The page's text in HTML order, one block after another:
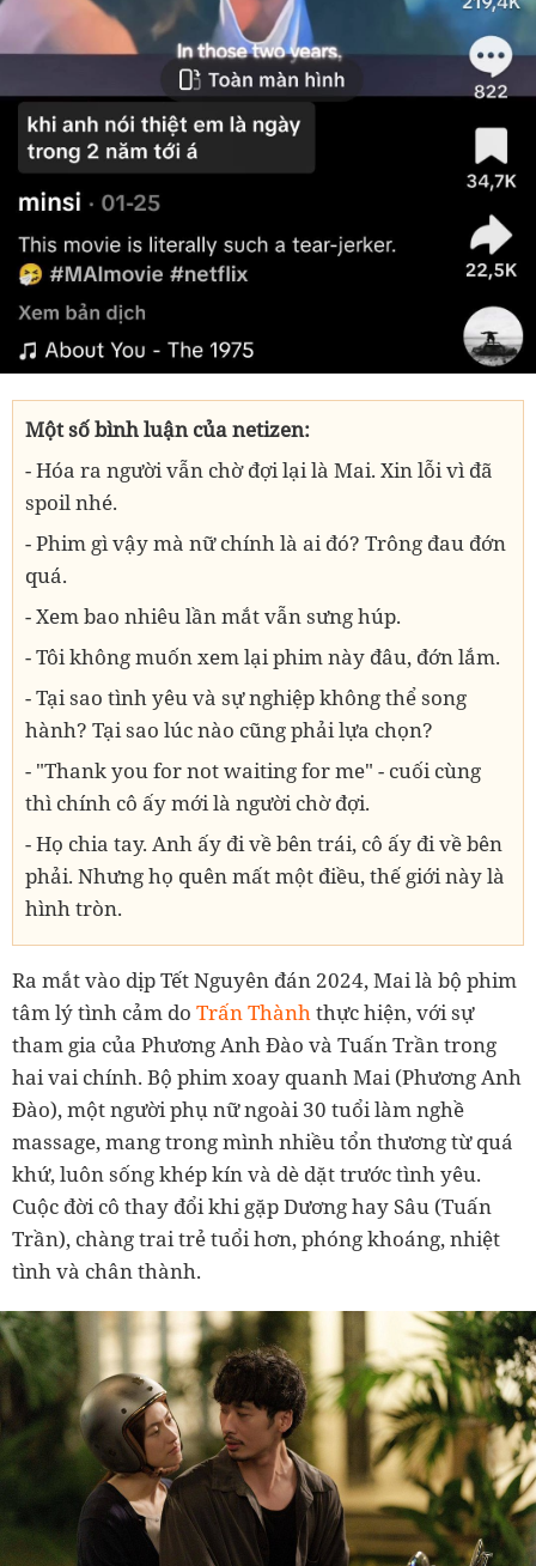
Một số bình luận của netizen:
- Hóa ra người vẫn chờ đợi lại là Mai. Xin lỗi vì đã
spoil nhé.
- Phim gì vậy mà nữ chính là ai đó? Trông đau đớn
quá.
- Xem bao nhiêu lần mắt vẫn sưng húp.
- Tôi không muốn xem lại phim này đâu, đớn lắm.
- Tại sao tình yêu và sự nghiệp không thể song
hành? Tại sao lúc nào cũng phải lựa chọn?
- "Thank you for not waiting for me" - cuối cùng
thì chính cô ấy mới là người chờ đợi.
- Họ chia tay. Anh ấy đi về bên trái, cô ấy đi về bên
phải. Nhưng họ quên mất một điều, thế giới này là
hình tròn.
Ra mắt vào dịp Tết Nguyên đán 2024, Mai là bộ phim
tâm lý tình cảm do Trấn Thànhthực hiện, với sự
tham gia của Phương Anh Đào và Tuấn Trần trong
hai vai chính. Bộ phim xoay quanh Mai (Phương Anh
Đào), một người phụ nữ ngoài 30 tuổi làm nghề
massage, mang trong mình nhiều tổn thương từ quá
khứ, luôn sống khép kín và dè dặt trước tình yêu.
Cuộc đời cô thay đổi khi gặp Dương hay Sâu (Tuấn
Trần), chàng trai trẻ tuổi hơn, phóng khoáng, nhiệt
tình và chân thành.